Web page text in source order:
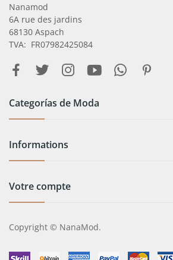
Nanamod
6A rue des jardins
68130 Aspach
TVA: FR07982425084
Categorías de Moda
Informations
Votre compte
Copyright © NanaMod.